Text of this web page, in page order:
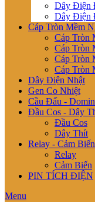
Dây Điện
Dây Điện
Cáp Tròn Mềm
Cáp Tròn
Cáp Tròn
Cáp Tròn
Cáp Tròn
Dây Điện Nhật
Gen Co Nhiệt
Cầu Đấu -
Đầu Cos - Dây
Đầu Cos
Dây Thít
Relay - Cảm Biến
Relay
Cảm Biến
PIN TÍCH ĐIỆN
Menu